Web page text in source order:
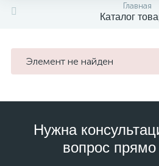
Главная
Каталог
Элемент не найден
Нужна
вопрос прямо